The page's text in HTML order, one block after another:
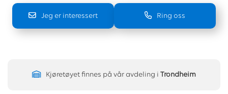
Jeg er interessert Ring oss
Kjøretøyet finnes på vår avdeling i Trondheim